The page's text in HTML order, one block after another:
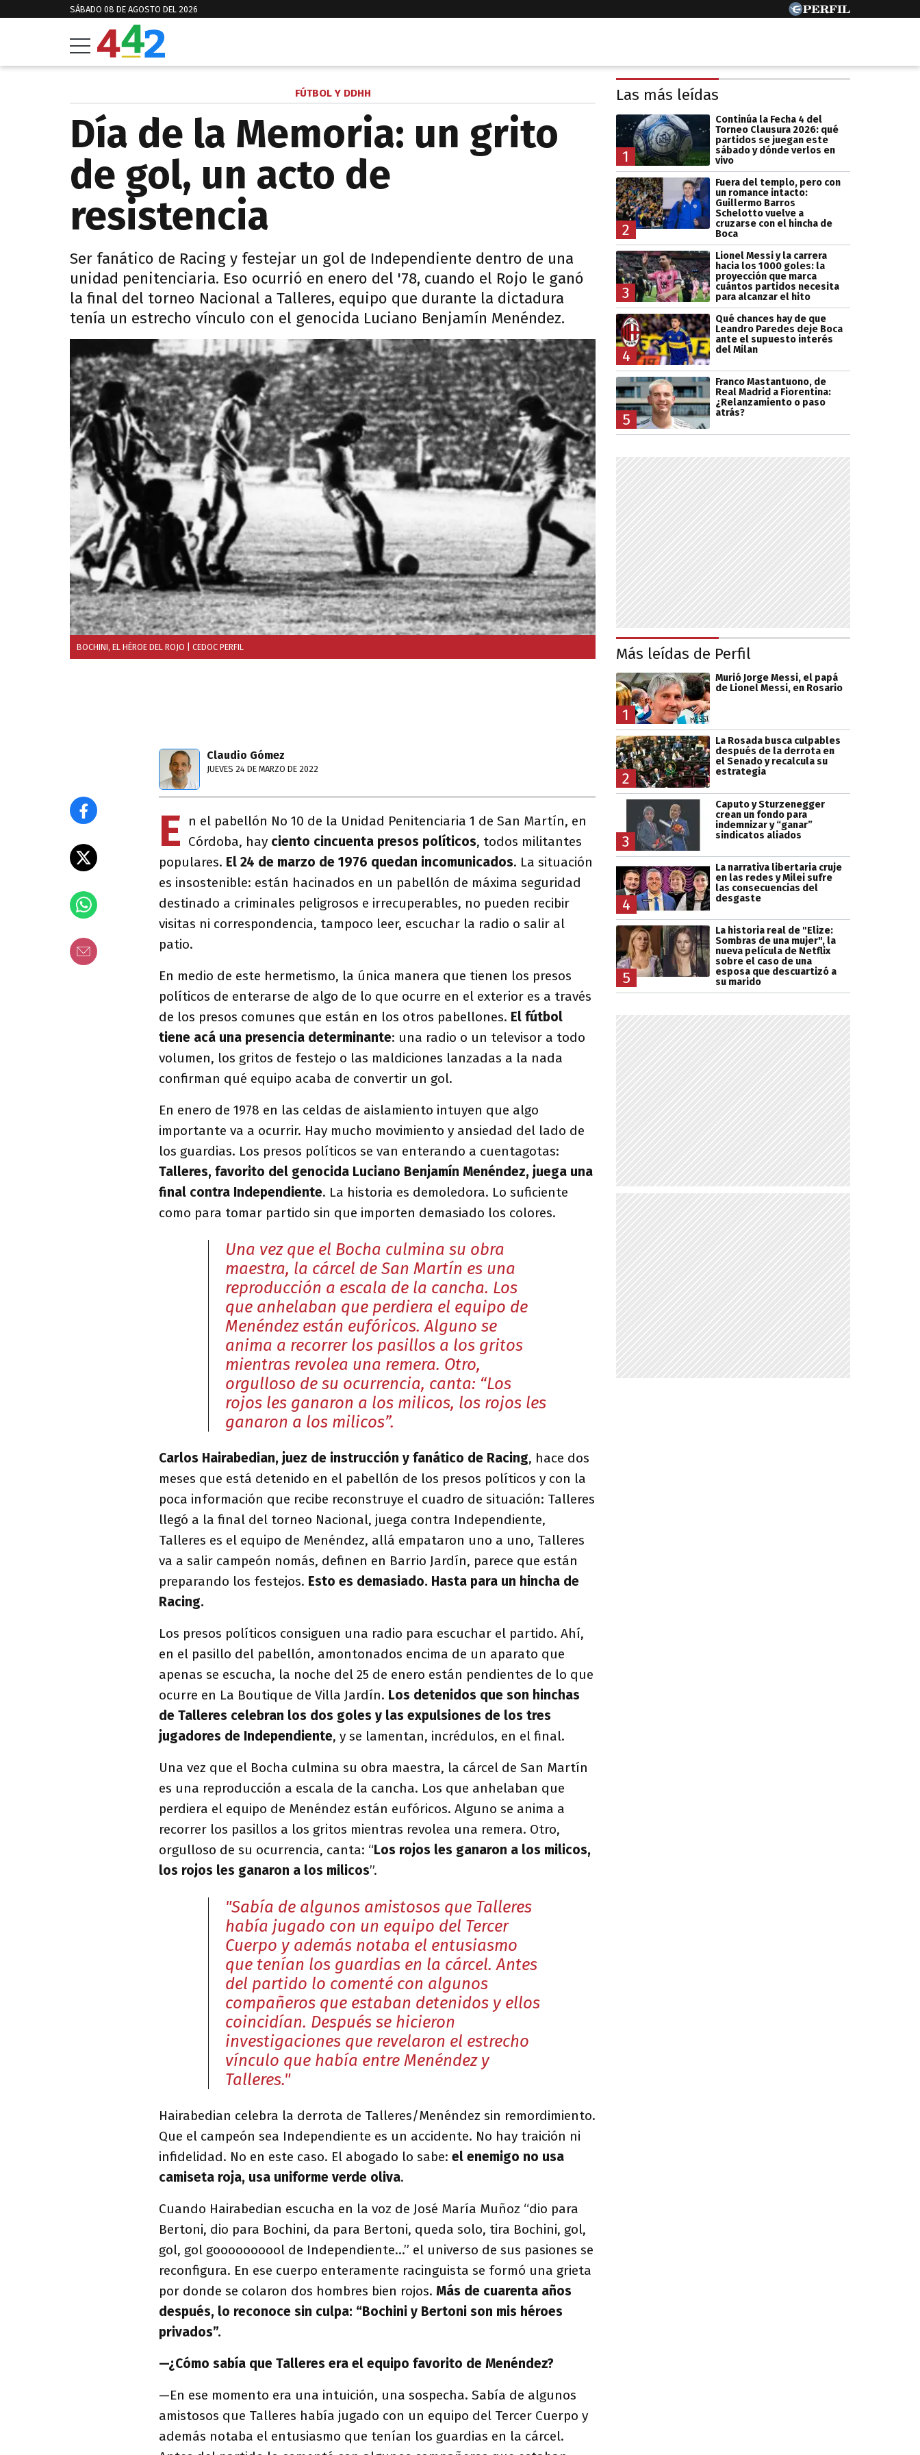
SÁBADO 08 DE AGOSTO DEL 2026
FÚTBOL Y DDHH
Día de la Memoria: un grito
de gol, un acto de
resistencia
Ser fanático de Racing y festejar un gol de Independiente dentro de una
unidad penitenciaria. Eso ocurrió en enero del '78, cuando el Rojo le ganó
la final del torneo Nacional a Talleres, equipo que durante la dictadura
tenía un estrecho vínculo con el genocida Luciano Benjamín Menéndez.
BOCHINI, EL HÉROE DEL ROJO | CEDOC PERFIL
Claudio Gómez
JUEVES 24 DE MARZO DE 2022
E
n el pabellón No 10 de la Unidad Penitenciaria 1 de San Martín, en
Córdoba, hay ciento cincuenta presos políticos, todos militantes
populares. El 24 de marzo de 1976 quedan incomunicados. La situación
es insostenible: están hacinados en un pabellón de máxima seguridad
destinado a criminales peligrosos e irrecuperables, no pueden recibir
visitas ni correspondencia, tampoco leer, escuchar la radio o salir al
patio.
En medio de este hermetismo, la única manera que tienen los presos
políticos de enterarse de algo de lo que ocurre en el exterior es a través
de los presos comunes que están en los otros pabellones. El fútbol
tiene acá una presencia determinante: una radio o un televisor a todo
volumen, los gritos de festejo o las maldiciones lanzadas a la nada
confirman qué equipo acaba de convertir un gol.
En enero de 1978 en las celdas de aislamiento intuyen que algo
importante va a ocurrir. Hay mucho movimiento y ansiedad del lado de
los guardias. Los presos políticos se van enterando a cuentagotas:
Talleres, favorito del genocida Luciano Benjamín Menéndez, juega una
final contra Independiente. La historia es demoledora. Lo suficiente
como para tomar partido sin que importen demasiado los colores.
Una vez que el Bocha culmina su obra
maestra, la cárcel de San Martín es una
reproducción a escala de la cancha. Los
que anhelaban que perdiera el equipo de
Menéndez están eufóricos. Alguno se
anima a recorrer los pasillos a los gritos
mientras revolea una remera. Otro,
orgulloso de su ocurrencia, canta: “Los
rojos les ganaron a los milicos, los rojos les
ganaron a los milicos”.
Carlos Hairabedian, juez de instrucción y fanático de Racing, hace dos
meses que está detenido en el pabellón de los presos políticos y con la
poca información que recibe reconstruye el cuadro de situación: Talleres
llegó a la final del torneo Nacional, juega contra Independiente,
Talleres es el equipo de Menéndez, allá empataron uno a uno, Talleres
va a salir campeón nomás, definen en Barrio Jardín, parece que están
preparando los festejos. Esto es demasiado. Hasta para un hincha de
Racing.
Los presos políticos consiguen una radio para escuchar el partido. Ahí,
en el pasillo del pabellón, amontonados encima de un aparato que
apenas se escucha, la noche del 25 de enero están pendientes de lo que
ocurre en La Boutique de Villa Jardín. Los detenidos que son hinchas
de Talleres celebran los dos goles y las expulsiones de los tres
jugadores de Independiente, y se lamentan, incrédulos, en el final.
Una vez que el Bocha culmina su obra maestra, la cárcel de San Martín
es una reproducción a escala de la cancha. Los que anhelaban que
perdiera el equipo de Menéndez están eufóricos. Alguno se anima a
recorrer los pasillos a los gritos mientras revolea una remera. Otro,
orgulloso de su ocurrencia, canta: “Los rojos les ganaron a los milicos,
los rojos les ganaron a los milicos”.
"Sabía de algunos amistosos que Talleres
había jugado con un equipo del Tercer
Cuerpo y además notaba el entusiasmo
que tenían los guardias en la cárcel. Antes
del partido lo comenté con algunos
compañeros que estaban detenidos y ellos
coincidían. Después se hicieron
investigaciones que revelaron el estrecho
vínculo que había entre Menéndez y
Talleres."
Hairabedian celebra la derrota de Talleres/Menéndez sin remordimiento.
Que el campeón sea Independiente es un accidente. No hay traición ni
infidelidad. No en este caso. El abogado lo sabe: el enemigo no usa
camiseta roja, usa uniforme verde oliva.
Cuando Hairabedian escucha en la voz de José María Muñoz “dio para
Bertoni, dio para Bochini, da para Bertoni, queda solo, tira Bochini, gol,
gol, gol goooooooool de Independiente…” el universo de sus pasiones se
reconfigura. En ese cuerpo enteramente racinguista se formó una grieta
por donde se colaron dos hombres bien rojos. Más de cuarenta años
después, lo reconoce sin culpa: “Bochini y Bertoni son mis héroes
privados”.
—¿Cómo sabía que Talleres era el equipo favorito de Menéndez?
—En ese momento era una intuición, una sospecha. Sabía de algunos
amistosos que Talleres había jugado con un equipo del Tercer Cuerpo y
además notaba el entusiasmo que tenían los guardias en la cárcel.
Las más leídas
1
Continúa la Fecha 4 del
Torneo Clausura 2026: qué
partidos se juegan este
sábado y dónde verlos en
vivo
2
Fuera del templo, pero con
un romance intacto:
Guillermo Barros
Schelotto vuelve a
cruzarse con el hincha de
Boca
3
Lionel Messi y la carrera
hacia los 1000 goles: la
proyección que marca
cuántos partidos necesita
para alcanzar el hito
4
Qué chances hay de que
Leandro Paredes deje Boca
ante el supuesto interés
del Milan
5
Franco Mastantuono, de
Real Madrid a Fiorentina:
¿Relanzamiento o paso
atrás?
Más leídas de Perfil
1
Murió Jorge Messi, el papá
de Lionel Messi, en Rosario
2
La Rosada busca culpables
después de la derrota en
el Senado y recalcula su
estrategia
3
Caputo y Sturzenegger
crean un fondo para
indemnizar y “ganar”
sindicatos aliados
4
La narrativa libertaria cruje
en las redes y Milei sufre
las consecuencias del
desgaste
5
La historia real de "Elize:
Sombras de una mujer", la
nueva película de Netflix
sobre el caso de una
esposa que descuartizó a
su marido